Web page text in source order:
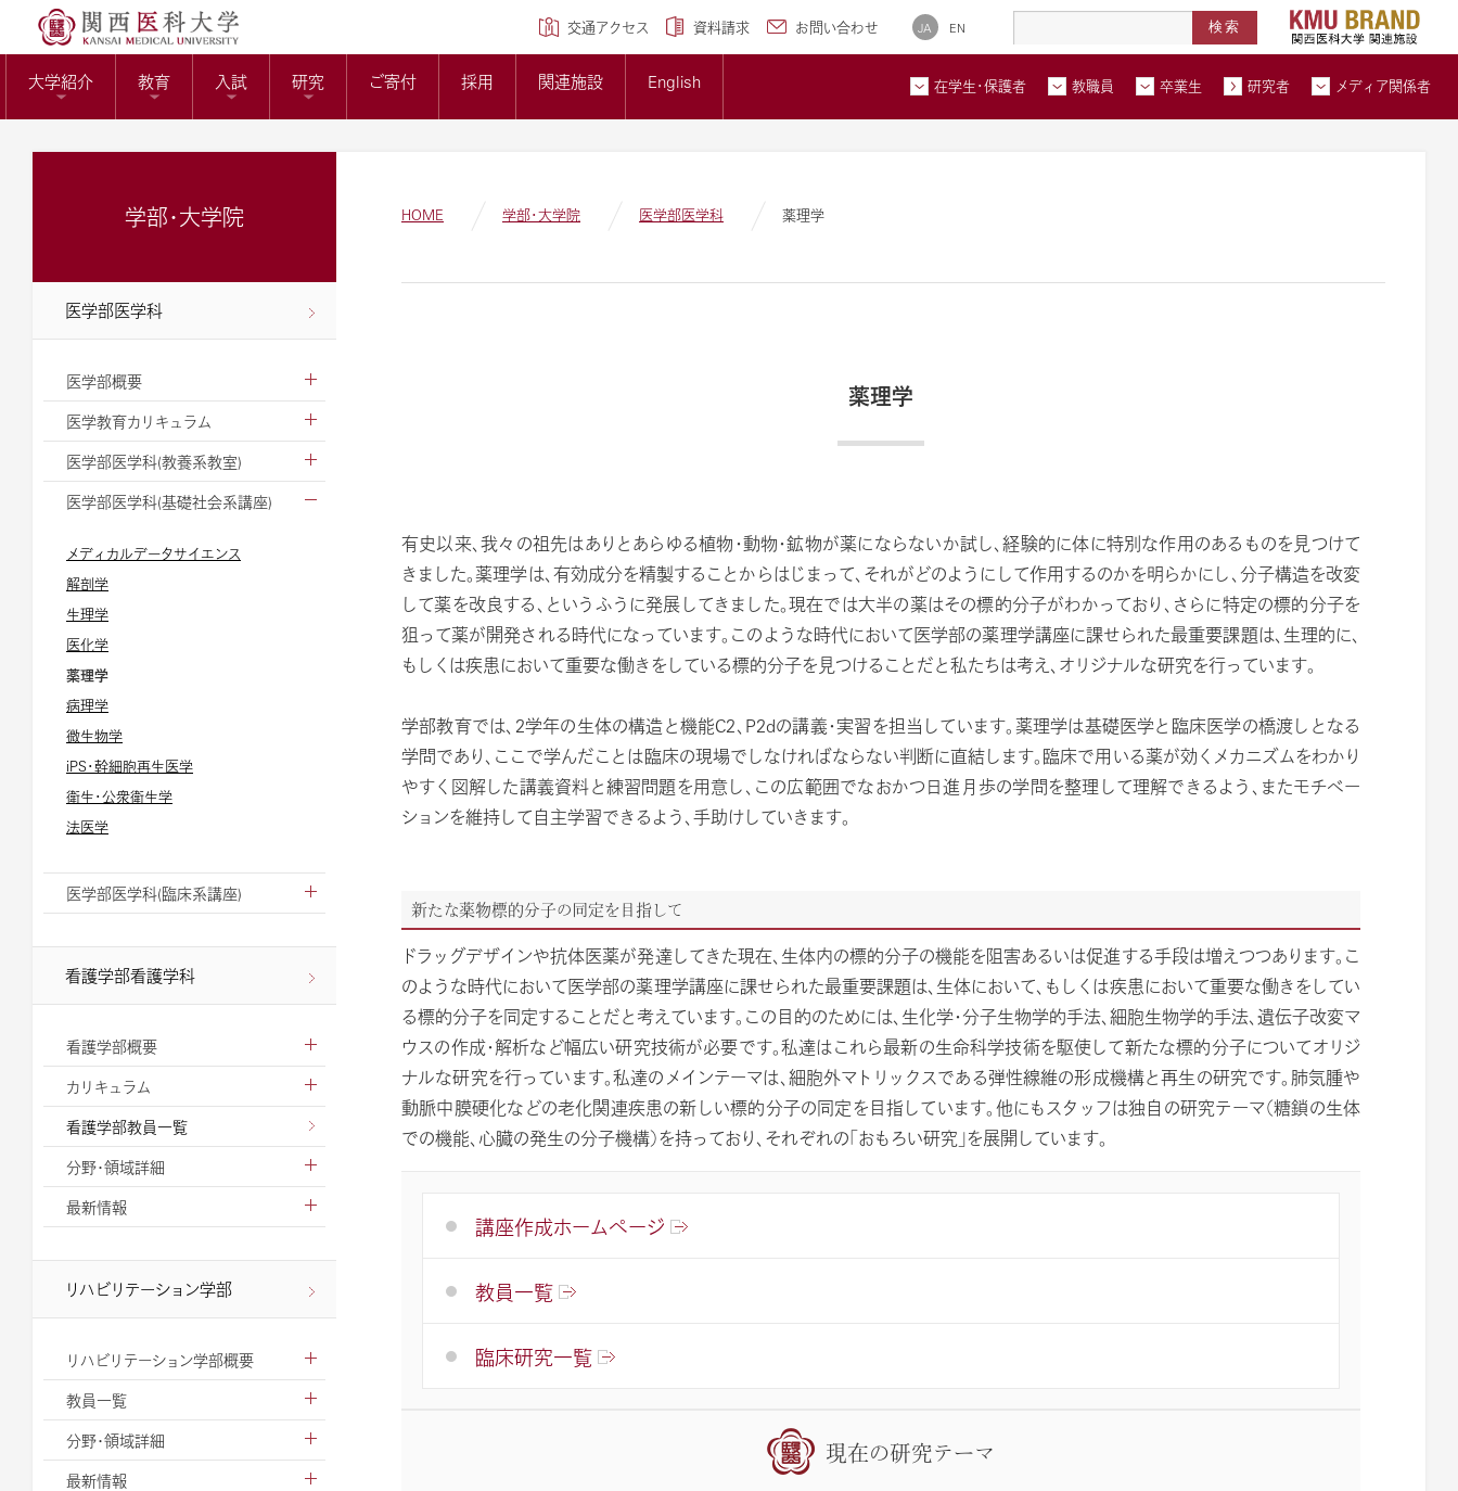
交通アクセス 資料請求 お問い合わせ JA EN
大学紹介 教育 入試 研究 ご寄付 採用 関連施設 English 在学生・保護者 教職員 卒業生 研究者 メディア関係者
役員報酬の支給基準について
ガバナンスコード
広報誌
大学概要
北河内メディカルネットワーク
教育センター
KMUバイオバンクセンター 高度医療人材養成拠点形成事業
在学生・保護者トップページへ
教職員トップページへ
卒業生トップページへ
学部・大学院
医学部医学科
医学部概要
医学教育カリキュラム
医学部医学科(教養系教室)
医学部医学科(基礎社会系講座)
メディカルデータサイエンス
解剖学
生理学
医化学
薬理学
病理学
微生物学
iPS・幹細胞再生医学
衛生・公衆衛生学
法医学
医学部医学科(臨床系講座)
看護学部看護学科
看護学部概要
カリキュラム
看護学部教員一覧
分野・領域詳細
最新情報
リハビリテーション学部
リハビリテーション学部概要
教員一覧
分野・領域詳細
最新情報
HOME 学部・大学院 医学部医学科 薬理学
薬理学
有史以来、我々の祖先はありとあらゆる植物・動物・鉱物が薬にならないか試し、経験的に体に特別な作用のあるものを見つけて
きました。薬理学は、有効成分を精製することからはじまって、それがどのようにして作用するのかを明らかにし、分子構造を改変
して薬を改良する、というふうに発展してきました。現在では大半の薬はその標的分子がわかっており、さらに特定の標的分子を
狙って薬が開発される時代になっています。このような時代において医学部の薬理学講座に課せられた最重要課題は、生理的に、
もしくは疾患において重要な働きをしている標的分子を見つけることだと私たちは考え、オリジナルな研究を行っています。
学部教育では、2学年の生体の構造と機能C2、P2dの講義・実習を担当しています。薬理学は基礎医学と臨床医学の橋渡しとなる
学問であり、ここで学んだことは臨床の現場でしなければならない判断に直結します。臨床で用いる薬が効くメカニズムをわかり
やすく図解した講義資料と練習問題を用意し、この広範囲でなおかつ日進月歩の学問を整理して理解できるよう、またモチベー
ションを維持して自主学習できるよう、手助けしていきます。
新たな薬物標的分子の同定を目指して
ドラッグデザインや抗体医薬が発達してきた現在、生体内の標的分子の機能を阻害あるいは促進する手段は増えつつあります。こ
のような時代において医学部の薬理学講座に課せられた最重要課題は、生体において、もしくは疾患において重要な働きをしてい
る標的分子を同定することだと考えています。この目的のためには、生化学・分子生物学的手法、細胞生物学的手法、遺伝子改変マ
ウスの作成・解析など幅広い研究技術が必要です。私達はこれら最新の生命科学技術を駆使して新たな標的分子についてオリジ
ナルな研究を行っています。私達のメインテーマは、細胞外マトリックスである弾性線維の形成機構と再生の研究です。肺気腫や
動脈中膜硬化などの老化関連疾患の新しい標的分子の同定を目指しています。他にもスタッフは独自の研究テーマ（糖鎖の生体
での機能、心臓の発生の分子機構）を持っており、それぞれの「おもろい研究」を展開しています。
講座作成ホームページ
教員一覧
臨床研究一覧
現在の研究テーマ